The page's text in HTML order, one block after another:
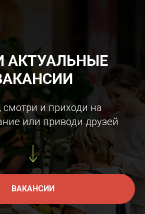
АКТУАЛЬНЫЕ
смотри и приходи на
или приводи друзей
ВАКАНСИИ